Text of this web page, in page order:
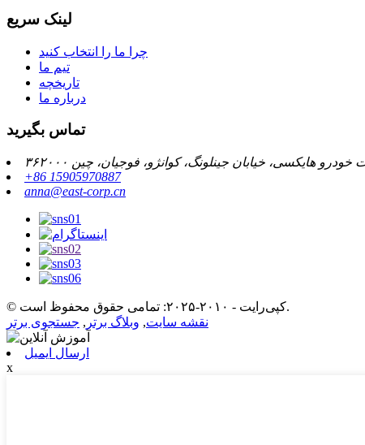
لینک سریع
چرا ما را انتخاب کنید
تیم ما
تاریخچه
درباره ما
تماس بگیرید
‎+86 15905970887‎
anna@east-corp.cn
© کپی‌رایت - ۲۰۱۰-۲۰۲۵: تمامی حقوق محفوظ است.
نقشه سایت, وبلاگ برتر , جستجوی برتر
ارسال ایمیل
x